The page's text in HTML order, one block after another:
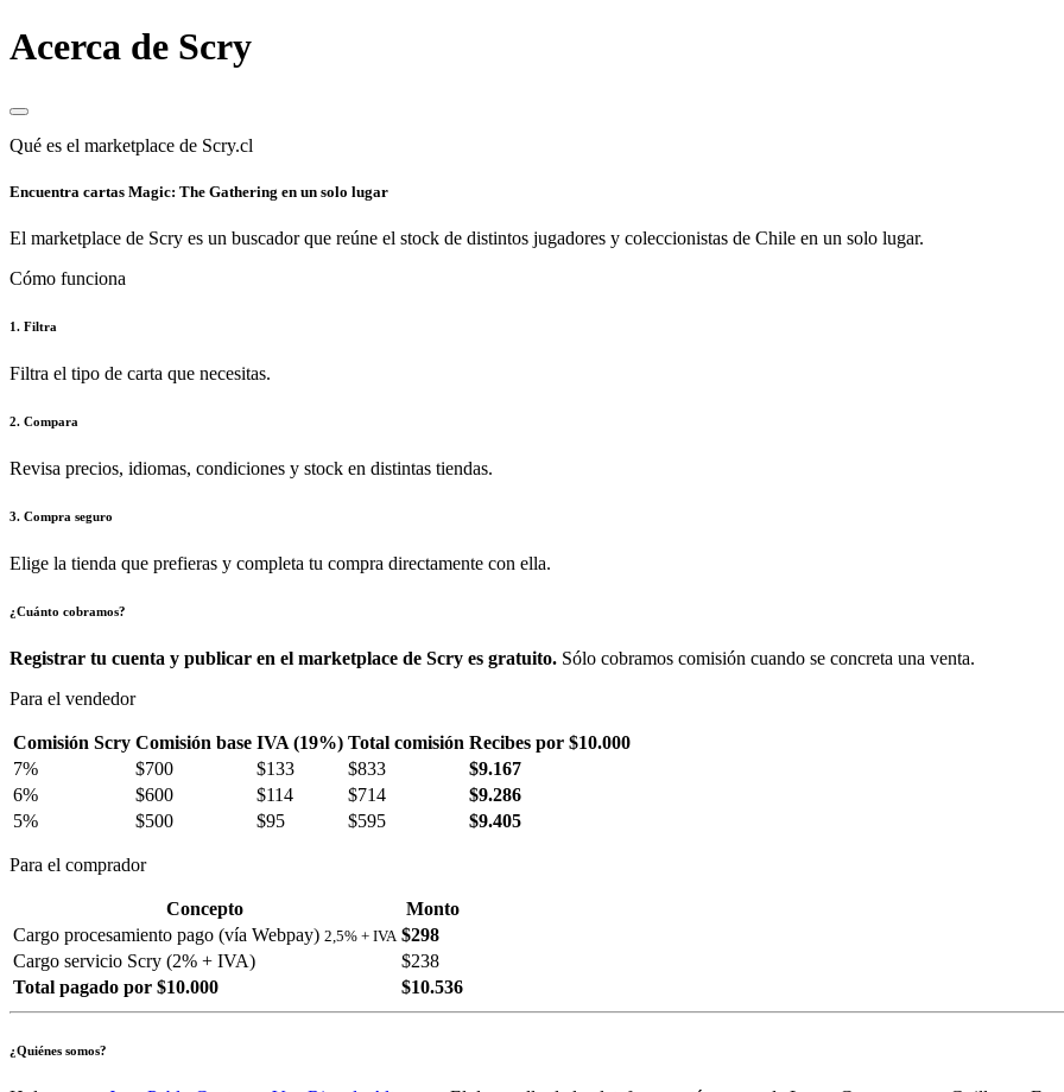
Acerca de Scry
Qué es el marketplace de Scry.cl
Encuentra cartas Magic: The Gathering en un solo lugar
El marketplace de Scry es un buscador que reúne el stock de distintos jugadores y coleccionistas de Chile en un solo lugar.
Cómo funciona
1. Filtra
Filtra el tipo de carta que necesitas.
2. Compara
Revisa precios, idiomas, condiciones y stock en distintas tiendas.
3. Compra seguro
Elige la tienda que prefieras y completa tu compra directamente con ella.
¿Cuánto cobramos?
Registrar tu cuenta y publicar en el marketplace de Scry es gratuito. Sólo cobramos comisión cuando se concreta una venta.
Para el vendedor
Comisión Scry Comisión base IVA (19%) Total comisión Recibes por $10.000
7%
$700 $133 $833
$9.167
6%
$600 $114 $714
$9.286
5%
$500 $95 $595 $9.405
Para el comprador
Concepto
Monto
Cargo procesamiento pago (vía Webpay) 2,5% + IVA $298
Cargo servicio Scry (2% + IVA)
$238
Total pagado por $10.000
$10.536
¿Quiénes somos?